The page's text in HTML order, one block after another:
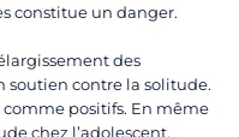
constitue un danger.
des
contre la solitude.
positifs. En même
chez l’adolescent,